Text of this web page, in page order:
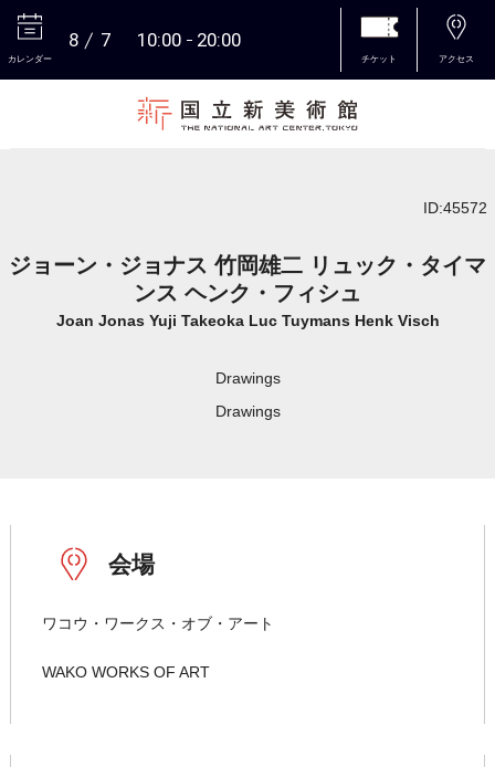
カレンダー
8 7 10:00 20:00
チケット アクセス
ID:45572
ジョーン・ジョナス 竹岡雄二 リュック・タイマ
ンス ヘンク・フィシュ
Joan Jonas Yuji Takeoka Luc Tuymans Henk Visch
Drawings
Drawings
会場
ワコウ・ワークス・オブ・アート
WAKO WORKS OF ART